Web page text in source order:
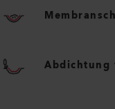
Abdichtung